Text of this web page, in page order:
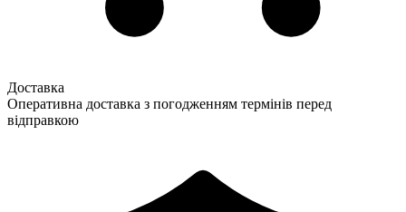
Доставка
Оперативна доставка з погодженням термінів перед
відправкою